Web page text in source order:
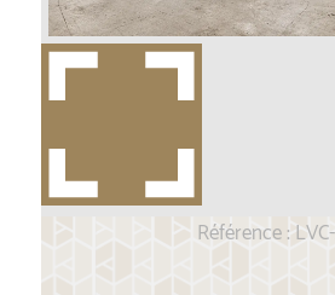
Référence :